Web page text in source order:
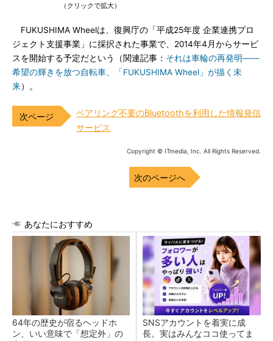
（クリックで拡大）
FUKUSHIMA Wheelは、復興庁の「平成25年度 企業連携プロ
ジェクト支援事業」に採択された事業で、2014年4月からサービ
スを開始する予定だという（関連記事： それは車輪の再発明――
希望の輝きを放つ自転車、「FUKUSHIMA Wheel」が描く未
来）。
ペアリング不要のBluetoothを利用した情報発信
サービス
Copyright © ITmedia, Inc. All Rights Reserved.
次のページへ
あなたにおすすめ
64年の歴史が宿るヘッドホ
ン、いい意味で「想定外」の
SNSアカウントを着実に成
長。実はみんなココ使ってま